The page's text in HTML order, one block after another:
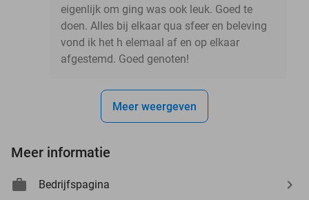
eigenlijk om ging was ook leuk. Goed te
doen. Alles bij elkaar qua sfeer en beleving
vond ik het h elemaal af en op elkaar
afgestemd. Goed genoten!
Meer weergeven
Meer informatie
Bedrijfspagina